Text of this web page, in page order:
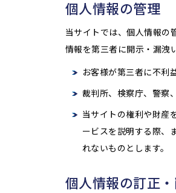
個人情報の管理
当サイトでは、個人情報の
情報を第三者に開示・漏洩
お客様が第三者に不利
裁判所、検察庁、警察
当サイトの権利や財産
ービスを説明する際、
れないものとします。
個人情報の訂正